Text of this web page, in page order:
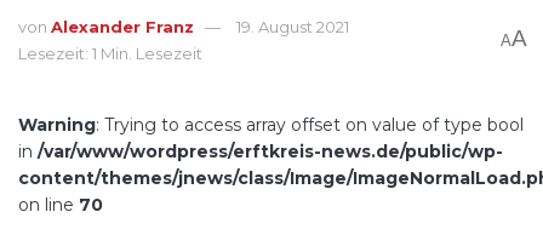
von Alexander Franz
19. August 2021
Lesezeit: 1 Min. Lesezeit
AA
Warning: Trying to access array offset on value of type bool
in /var/www/wordpress/erftkreis-news.de/public/wp-
content/themes/jnews/class/Image/
on line 70